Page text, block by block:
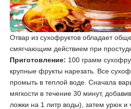
Отвар из сухофруктов обладает
смягчающим действием при
Приготовление: 100 грамм
крупные фрукты нарезать. Все
промыть в теплой воде. Сначала
мягкости в течение 30 минут,
ложки на 1 литр воды), затем урюк и